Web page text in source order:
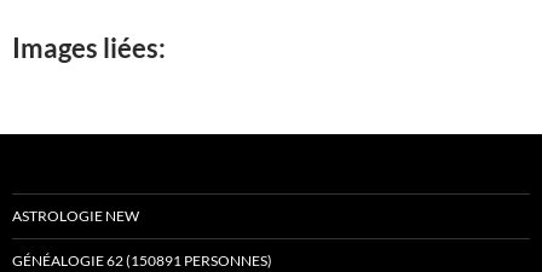
Images liées:
ASTROLOGIE NEW
GÉNÉALOGIE 62 (150891 PERSONNES)